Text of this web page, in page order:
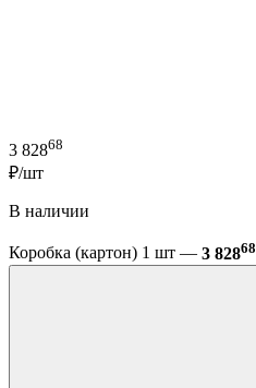
3 82868
₽/шт
В наличии
Коробка (картон) 1 шт — 3 82868